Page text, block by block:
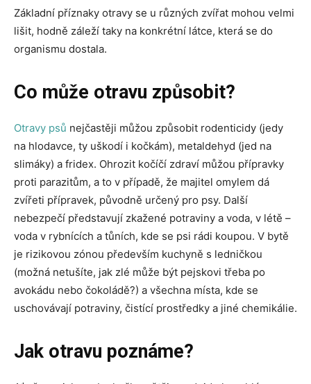
Základní příznaky otravy se u různých zvířat mohou velmi
lišit, hodně záleží taky na konkrétní látce, která se do
organismu dostala.
Co může otravu způsobit?
Otravy psů nejčastěji můžou způsobit rodenticidy (jedy
na hlodavce, ty uškodí i kočkám), metaldehyd (jed na
slimáky) a fridex. Ohrozit kočíčí zdraví můžou přípravky
proti parazitům, a to v případě, že majitel omylem dá
zvířeti přípravek, původně určený pro psy. Další
nebezpečí představují zkažené potraviny a voda, v létě –
voda v rybnících a tůních, kde se psi rádi koupou. V bytě
je rizikovou zónou především kuchyně s ledničkou
(možná netušíte, jak zlé může být pejskovi třeba po
avokádu nebo čokoládě?) a všechna místa, kde se
uschovávají potraviny, čistící prostředky a jiné chemikálie.
Jak otravu poznáme?